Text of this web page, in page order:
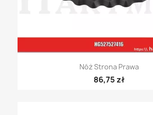
Nóż Strona Prawa
86,75 zł